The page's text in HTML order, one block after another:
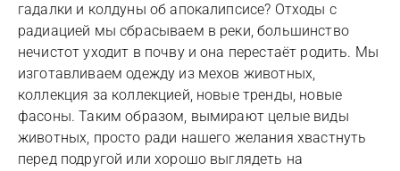
гадалки и колдуны об апокалипсисе? Отходы с
радиацией мы сбрасываем в реки, большинство
нечистот уходит в почву и она перестаёт родить. Мы
изготавливаем одежду из мехов животных,
коллекция за коллекцией, новые тренды, новые
фасоны. Таким образом, вымирают целые виды
животных, просто ради нашего желания хвастнуть
перед подругой или хорошо выглядеть на